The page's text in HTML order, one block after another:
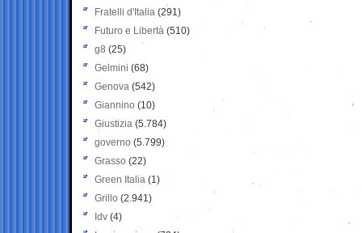
Fratelli d'Italia (291)
Futuro e Libertà (510)
g8 (25)
Gelmini (68)
Genova (542)
Giannino (10)
Giustizia (5.784)
governo (5.799)
Grasso (22)
Green Italia (1)
Grillo (2.941)
Idv (4)